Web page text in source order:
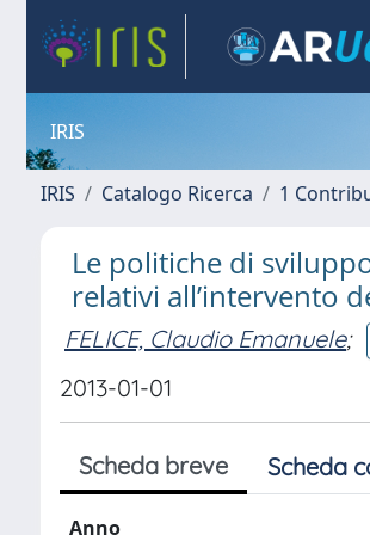
IRIS
IRIS Catalogo Ricerca 1
Le politiche di
relativi all’intervento
FELICE, Claudio Emanuele;
2013-01-01
Scheda breve Scheda
Anno